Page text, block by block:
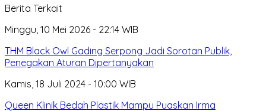
Berita Terkait
Minggu, 10 Mei 2026 - 22:14 WIB
THM Black Owl Gading Serpong Jadi Sorotan Publik,
Penegakan Aturan Dipertanyakan
Kamis, 18 Juli 2024 - 10:00 WIB
Queen Klinik Bedah Plastik Mampu Puaskan Irma